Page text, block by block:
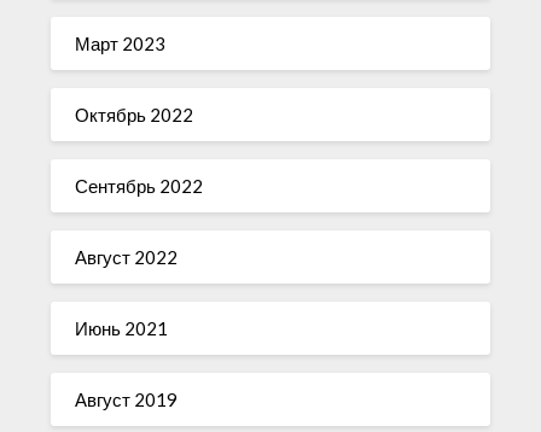
Март 2023
Октябрь 2022
Сентябрь 2022
Август 2022
Июнь 2021
Август 2019